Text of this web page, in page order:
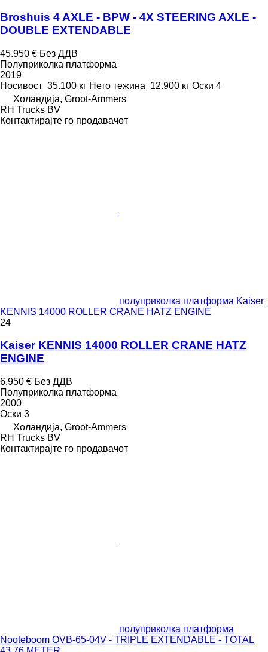
Broshuis 4 AXLE - BPW - 4X STEERING AXLE -
DOUBLE EXTENDABLE
45.950 € Без ДДВ
Полуприколка платформа
2019
Носивост 35.100 кг Нето тежина 12.900 кг Оски 4
Холандија, Groot-Ammers
RH Trucks BV
Контактирајте го продавачот
полуприколка платформа Kaiser
KENNIS 14000 ROLLER CRANE HATZ ENGINE
24
Kaiser KENNIS 14000 ROLLER CRANE HATZ
ENGINE
6.950 € Без ДДВ
Полуприколка платформа
2000
Оски 3
Холандија, Groot-Ammers
RH Trucks BV
Контактирајте го продавачот
полуприколка платформа
Nooteboom OVB-65-04V - TRIPLE EXTENDABLE - TOTAL